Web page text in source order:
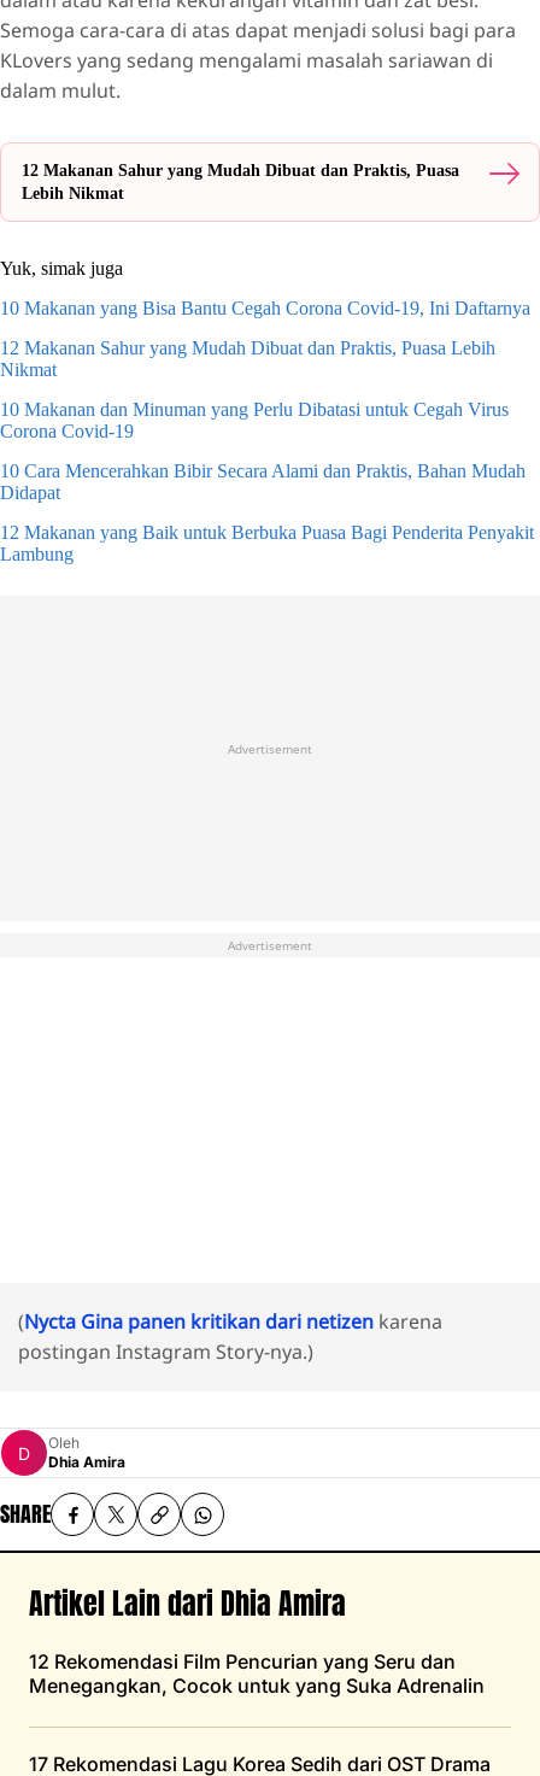
Semoga cara-cara di atas dapat menjadi solusi bagi para
KLovers yang sedang mengalami masalah sariawan di
dalam mulut.
12 Makanan Sahur yang Mudah Dibuat dan Praktis, Puasa
Lebih Nikmat
Yuk, simak juga
10 Makanan yang Bisa Bantu Cegah Corona Covid-19, Ini Daftarnya
12 Makanan Sahur yang Mudah Dibuat dan Praktis, Puasa Lebih
Nikmat
10 Makanan dan Minuman yang Perlu Dibatasi untuk Cegah Virus
Corona Covid-19
10 Cara Mencerahkan Bibir Secara Alami dan Praktis, Bahan Mudah
Didapat
12 Makanan yang Baik untuk Berbuka Puasa Bagi Penderita Penyakit
Lambung
Advertisement
Advertisement
(Nycta Gina panen kritikan dari netizen karena
postingan Instagram Story-nya.)
Oleh
Dhia Amira
SHARE
Artikel Lain dari Dhia Amira
12 Rekomendasi Film Pencurian yang Seru dan
Menegangkan, Cocok untuk yang Suka Adrenalin
17 Rekomendasi Lagu Korea Sedih dari OST Drama